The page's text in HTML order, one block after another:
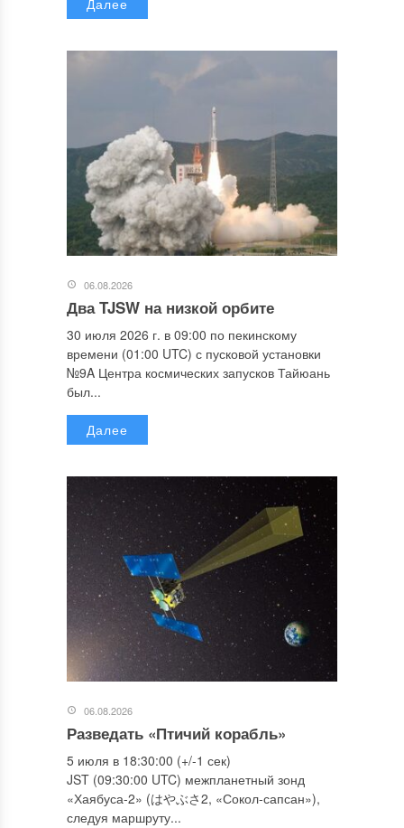
06.08.2026
Два TJSW на низкой орбите
30 июля 2026 г. в 09:00 по пекинскому
времени (01:00 UTC) с пусковой установки
№9A Центра космических запусков Тайюань
был...
Далее
06.08.2026
Разведать «Птичий корабль»
5 июля в 18:30:00 (+/-1 сек)
JST (09:30:00 UTC) межпланетный зонд
«Хаябуса-2» (はやぶさ2, «Сокол-сапсан»),
следуя маршруту...